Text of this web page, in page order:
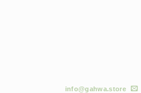
info@gahwa.store